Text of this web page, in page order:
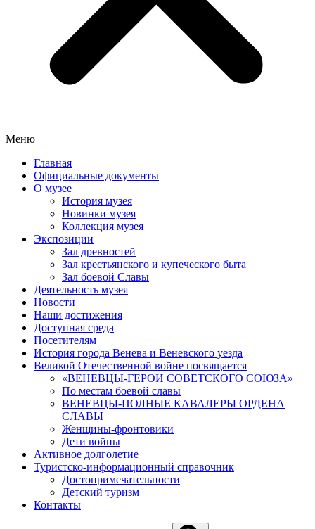
Меню
Главная
Официальные документы
О музее
История музея
Новинки музея
Коллекция музея
Экспозиции
Зал древностей
Зал крестьянского и купеческого быта
Зал боевой Славы
Деятельность музея
Новости
Наши достижения
Доступная среда
Посетителям
История города Венева и Веневского уезда
Великой Отечественной войне посвящается
«ВЕНЕВЦЫ-ГЕРОИ СОВЕТСКОГО СОЮЗА»
По местам боевой славы
ВЕНЕВЦЫ-ПОЛНЫЕ КАВАЛЕРЫ ОРДЕНА
СЛАВЫ
Женщины-фронтовики
Дети войны
Активное долголетие
Туристско-информационный справочник
Достопримечательности
Детский туризм
Контакты